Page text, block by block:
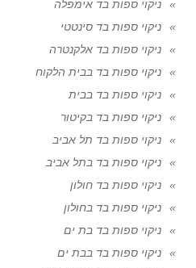
ניקוי ספות בד אימפלה
ניקוי ספות בד סינטטי
ניקוי ספות בד אלקנטרה
ניקוי ספות בד בבית הלקוח
ניקוי ספות בד בבית
ניקוי ספות בד בקיטור
ניקוי ספות בד תל אביב
ניקוי ספות בד בתל אביב
ניקוי ספות בד חולון
ניקוי ספות בד בחולון
ניקוי ספות בד בת ים
ניקוי ספות בד בבת ים